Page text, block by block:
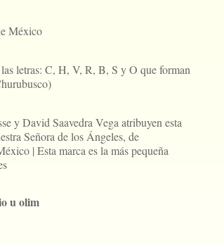
México
letras: C, H, V, R, B, S y O que forman
y David Saavedra Vega atribuyen esta
Señora de los Ángeles, de
| Esta marca es la más pequeña
u olim